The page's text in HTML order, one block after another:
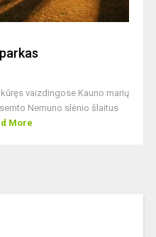
vaizdingose Kauno marių
Nemuno slėnio šlaitus
More